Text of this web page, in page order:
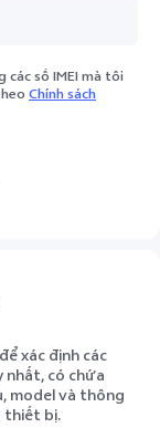
vực
số IMEI mà tôi
Chính sách
xác định các
nhất, có chứa
model và thông
thiết bị.